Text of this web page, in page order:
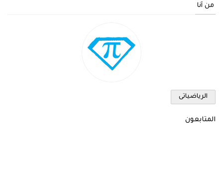
من أنا
الرياضياتى
المتابعون